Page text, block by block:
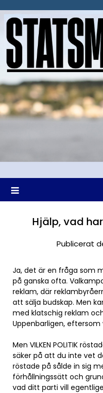
till
Hjälp, vad
Publicerat
Ja, det är en fråga som
på ganska ofta.
reklam, där
att sälja budskap. Men
med klatschig reklam
Uppenbarligen,
Men VILKEN POLITIK
säker på att du inte vet
röstade på sålde in sig
förhållningssätt och
vad ditt parti vill